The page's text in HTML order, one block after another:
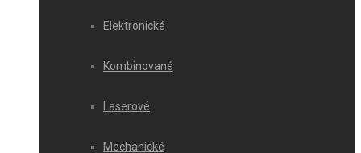
Elektronické
Kombinované
Laserové
Mechanické